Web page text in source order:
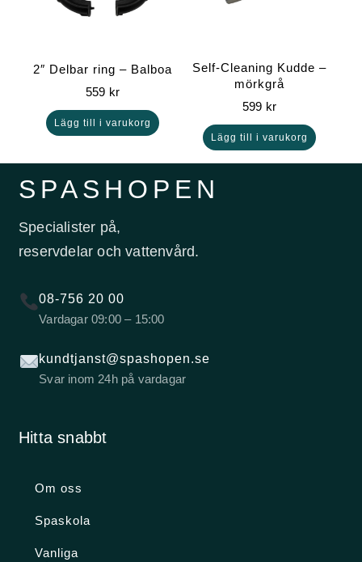
2″ Delbar ring – Balboa
559 kr
Lägg till i varukorg
Self-Cleaning Kudde –
mörkgrå
599 kr
Lägg till i varukorg
SPASHOPEN
Specialister på,
reservdelar och vattenvård.
08-756 20 00
Vardagar 09:00 – 15:00
kundtjanst@spashopen.se
Svar inom 24h på vardagar
Hitta snabbt
Om oss
Spaskola
Vanliga